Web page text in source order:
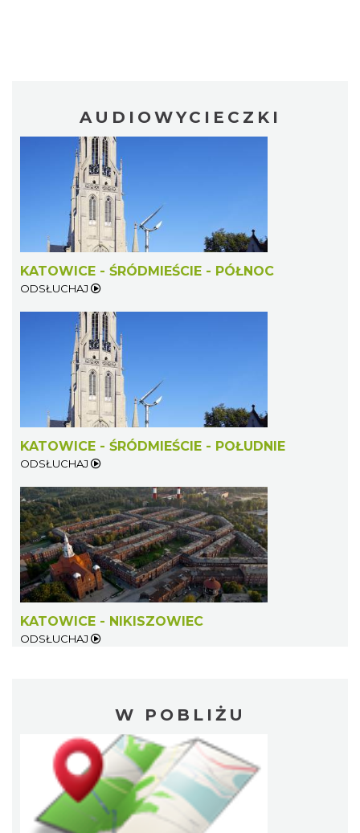
AUDIOWYCIECZKI
KATOWICE - ŚRÓDMIEŚCIE - PÓŁNOC
ODSŁUCHAJ
KATOWICE - ŚRÓDMIEŚCIE - POŁUDNIE
ODSŁUCHAJ
KATOWICE - NIKISZOWIEC
ODSŁUCHAJ
W POBLIŻU